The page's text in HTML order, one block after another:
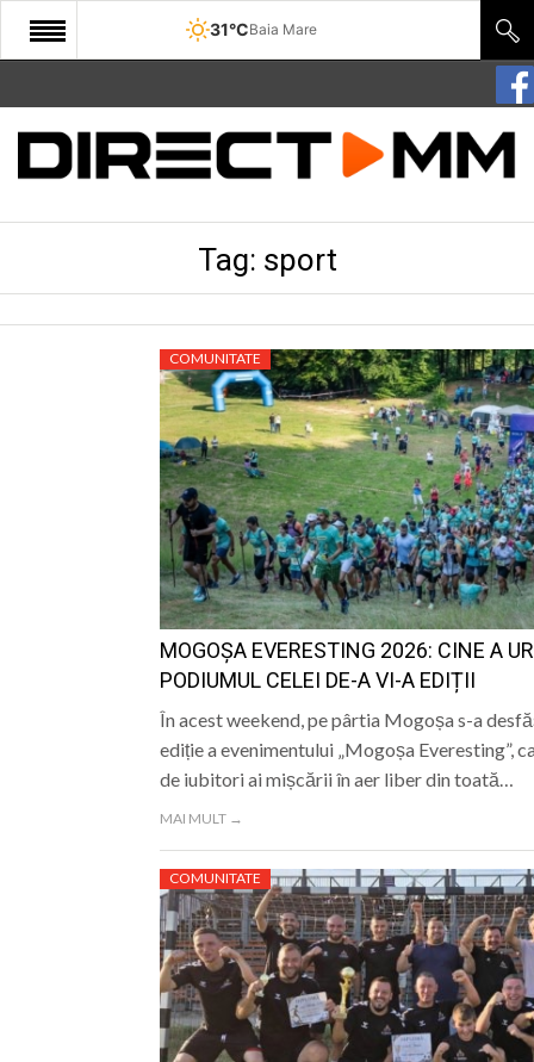
31°CBaia Mare
START
COMUNITATE
Tag: sport
COMUNITATE
MOGOȘA EVERESTING 2026: CINE A
PODIUMUL CELEI DE-A VI-A EDIȚII
În acest weekend, pe pârtia Mogoșa s-a
ediție a evenimentului „Mogoșa Everesting”,
de iubitori ai mișcării în aer liber din toată…
MAI MULT →
COMUNITATE